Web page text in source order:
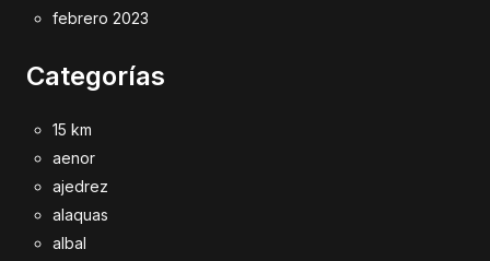
febrero 2023
Categorías
15 km
aenor
ajedrez
alaquas
albal